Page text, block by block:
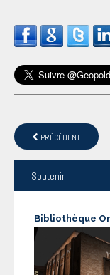
PRÉCÉDENT
Soutenir
Bibliothèque